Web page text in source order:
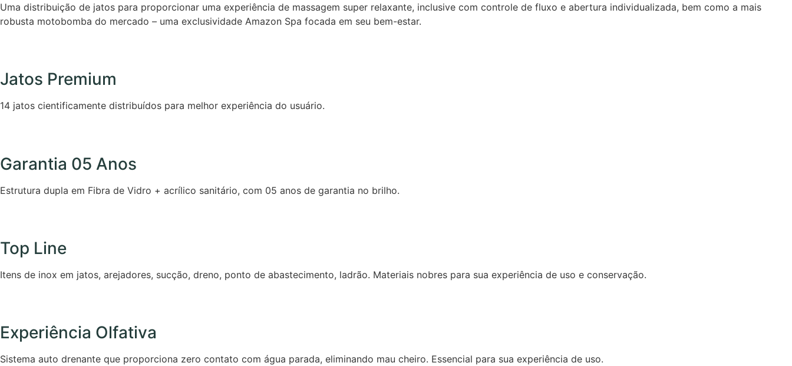
Uma distribuição de jatos para proporcionar uma experiência de massagem super relaxante, inclusive com controle de fluxo e abertura individualizada, bem como a mais
robusta motobomba do mercado – uma exclusividade Amazon Spa focada em seu bem-estar.
Jatos Premium
14 jatos cientificamente distribuídos para melhor experiência do usuário.
Garantia 05 Anos
Estrutura dupla em Fibra de Vidro + acrílico sanitário, com 05 anos de garantia no brilho.
Top Line
Itens de inox em jatos, arejadores, sucção, dreno, ponto de abastecimento, ladrão. Materiais nobres para sua experiência de uso e conservação.
Experiência Olfativa
Sistema auto drenante que proporciona zero contato com água parada, eliminando mau cheiro. Essencial para sua experiência de uso.